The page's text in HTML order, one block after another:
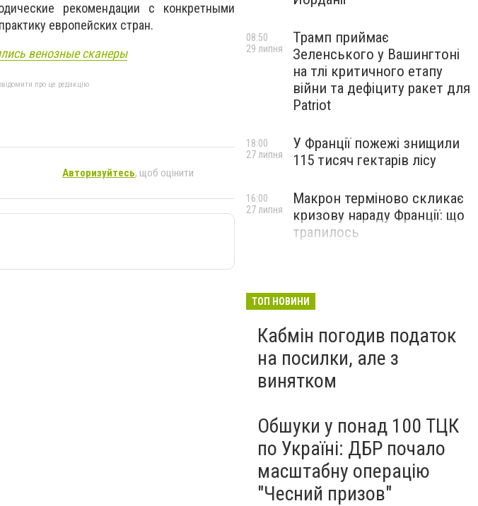
рекомендации с конкретными
европейских стран.
венозные сканеры
про це редакцію
Авторизуйтесь, щоб оцінити
Трамп приймає
Зеленського у Вашингтоні
на тлі критичного етапу
війни та дефіциту ракет для
Patriot
08:50
29 липня
У Франції пожежі знищили
115 тисяч гектарів лісу
18:00
27 липня
Макрон терміново скликає
кризову нараду Франції: що
трапилось
16:00
27 липня
ТОП НОВИНИ
Кабмін погодив податок
на посилки, але з
винятком
Обшуки у понад 100 ТЦК
по Україні: ДБР почало
масштабну операцію
"Чесний призов"